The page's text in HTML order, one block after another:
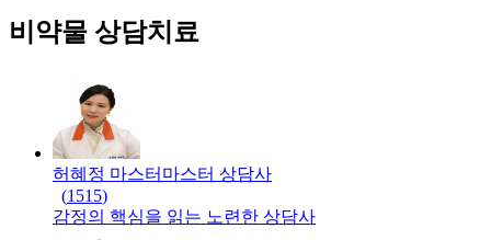
비약물 상담치료
허혜정 마스터 마스터 상담사
(1515)
감정의 핵심을 읽는 노련한 상담사